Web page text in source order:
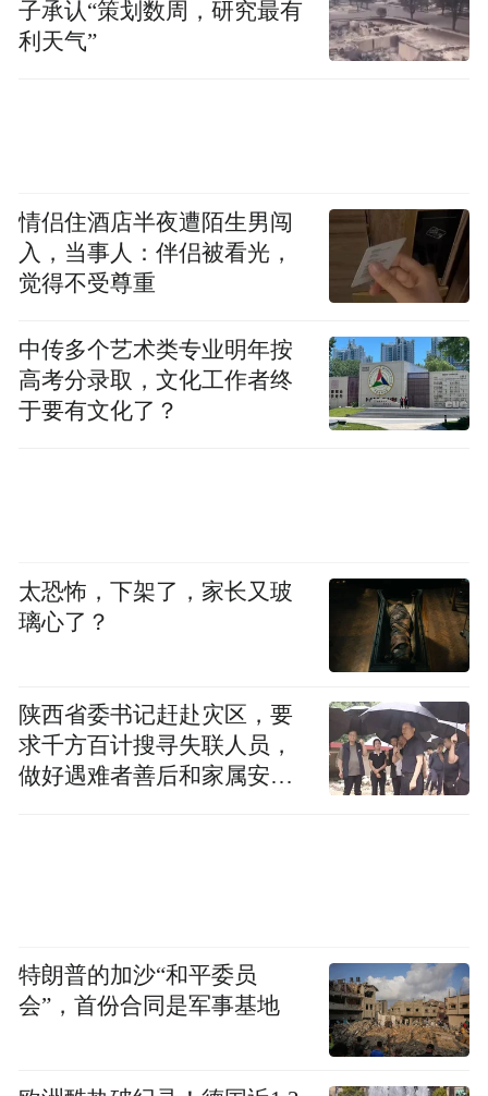
子承认“策划数周，研究最有
利天气”
情侣住酒店半夜遭陌生男闯
入，当事人：伴侣被看光，
觉得不受尊重
中传多个艺术类专业明年按
高考分录取，文化工作者终
于要有文化了？
太恐怖，下架了，家长又玻
璃心了？
陕西省委书记赶赴灾区，要
求千方百计搜寻失联人员，
做好遇难者善后和家属安抚
特朗普的加沙“和平委员
会”，首份合同是军事基地